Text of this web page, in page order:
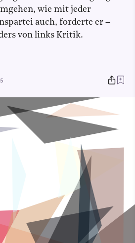
wie mit jeder
auch, forderte er –
von links Kritik.